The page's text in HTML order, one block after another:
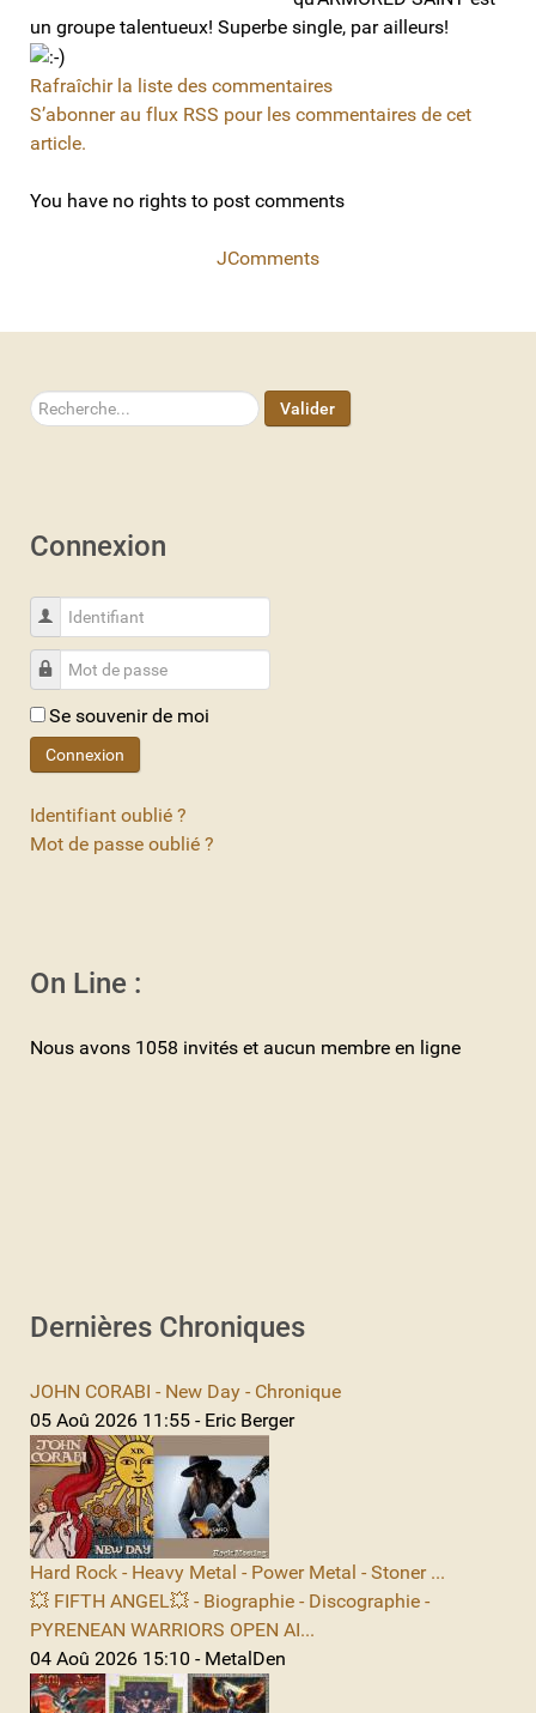
un groupe talentueux! Superbe single, par ailleurs!
Rafraîchir la liste des commentaires
S’abonner au flux RSS pour les commentaires de cet
article.
You have no rights to post comments
JComments
Rechercher Valider
Connexion
Identifiant
Mot de passe
Se souvenir de moi
Connexion
Identifiant oublié ?
Mot de passe oublié ?
On Line :
Nous avons 1058 invités et aucun membre en ligne
Dernières Chroniques
JOHN CORABI - New Day - Chronique
05 Aoû 2026 11:55 - Eric Berger
Hard Rock - Heavy Metal - Power Metal - Stoner ...
💥 FIFTH ANGEL💥 - Biographie - Discographie -
PYRENEAN WARRIORS OPEN AI...
04 Aoû 2026 15:10 - MetalDen